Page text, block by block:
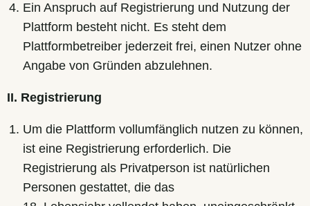
Ein Anspruch auf Registrierung und Nutzung der
Plattform besteht nicht. Es steht dem
Plattformbetreiber jederzeit frei, einen Nutzer ohne
Angabe von Gründen abzulehnen.
II. Registrierung
Um die Plattform vollumfänglich nutzen zu können,
ist eine Registrierung erforderlich. Die
Registrierung als Privatperson ist natürlichen
Personen gestattet, die das